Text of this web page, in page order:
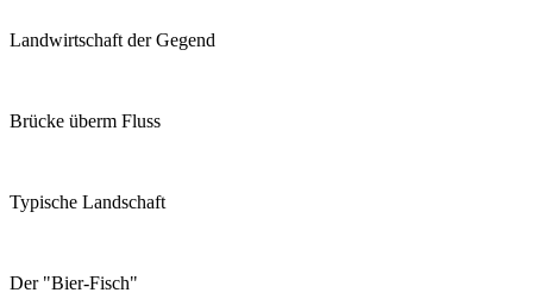
Landwirtschaft der Gegend
Brücke überm Fluss
Typische Landschaft
Der "Bier-Fisch"